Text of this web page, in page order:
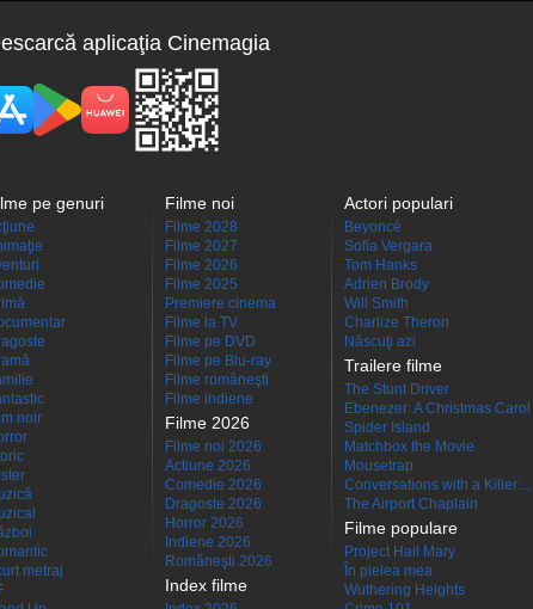
aplicaţia Cinemagia
pe genuri
noir
metraj
Filme noi
Filme 2028
Filme 2027
Filme 2026
Filme 2025
Premiere cinema
Filme la TV
Filme pe DVD
Filme pe Blu-ray
Filme româneşti
Filme indiene
Filme 2026
Filme noi 2026
Actiune 2026
Comedie 2026
Dragoste 2026
Horror 2026
Indiene 2026
Româneşti 2026
Index filme
Actori populari
Beyoncé
Sofía Vergara
Tom Hanks
Adrien Brody
Will Smith
Charlize Theron
Născuţi azi
Trailere filme
The Stunt Driver
Ebenezer: A Christmas Carol
Spider Island
Matchbox the Movie
Mousetrap
Conversations with a Killer:...
The Airport Chaplain
Filme populare
Project Hail Mary
În pielea mea
Wuthering Heights